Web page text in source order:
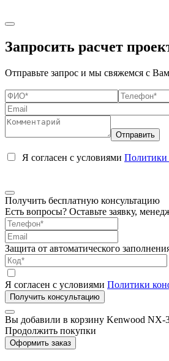
Запросить расчет
Отправьте запрос и мы свяжемся с
Я согласен с условиями Политики
Получить бесплатную консультацию
Есть вопросы? Оставьте заявку,
Защита от автоматического
Я согласен с условиями Политики
Вы добавили в корзину Kenwood NX-
Продолжить покупки